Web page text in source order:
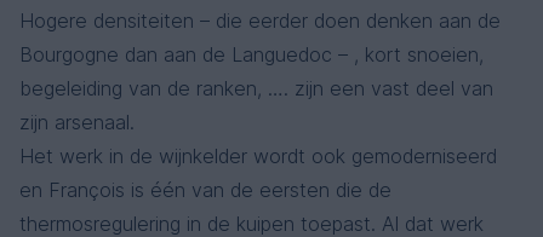
Hogere densiteiten – die eerder doen denken aan de
Bourgogne dan aan de Languedoc – , kort snoeien,
begeleiding van de ranken, …. zijn een vast deel van
zijn arsenaal.
Het werk in de wijnkelder wordt ook gemoderniseerd
en François is één van de eersten die de
thermosregulering in de kuipen toepast. Al dat werk